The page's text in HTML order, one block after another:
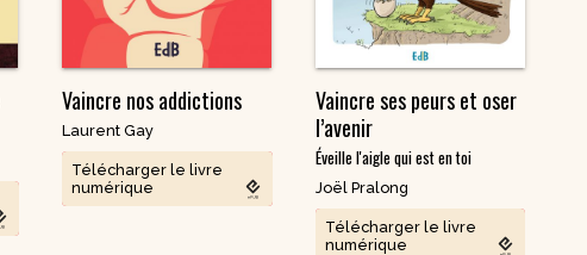
Vaincre nos addictions
Laurent Gay
Télécharger le livre
numérique
Vaincre ses peurs et oser
l’avenir
Éveille l'aigle qui est en toi
Joël Pralong
Télécharger le livre
numérique